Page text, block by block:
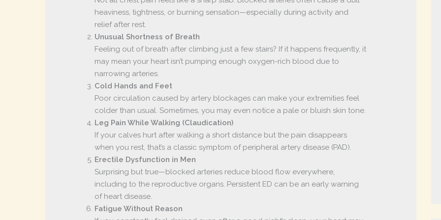
heaviness, tightness, or burning sensation—especially during activity and
relief after rest.
Unusual Shortness of Breath
Feeling out of breath after climbing just a few stairs? If it happens frequently, it
may mean your heart isn’t pumping enough oxygen-rich blood due to
narrowing arteries.
Cold Hands and Feet
Poor circulation caused by artery blockages can make your extremities feel
colder than usual. Sometimes, you may even notice a pale or bluish skin tone.
Leg Pain While Walking (Claudication)
If your calves hurt after walking a short distance but the pain disappears
when you rest, that’s a classic symptom of peripheral artery disease (PAD).
Erectile Dysfunction in Men
Surprising but true—blocked arteries reduce blood flow everywhere,
including to the reproductive organs. Persistent ED can be an early warning
of heart disease.
Fatigue Without Reason